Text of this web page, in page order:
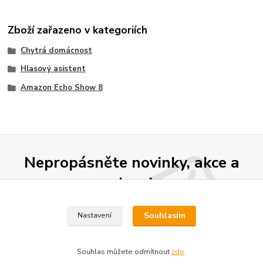
Zboží zařazeno v kategoriích
Chytrá domácnost
Hlasový asistent
Amazon Echo Show 8
Nepropásněte novinky, akce a
slevy!
Přihlásit se
Můžete se kdykoli odhlásit. Zasíláme jednou za 14 dní.
Nastavení Souhlasím
Souhlas můžete odmítnout zde.